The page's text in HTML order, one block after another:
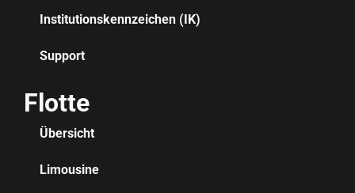
Institutionskennzeichen (IK)
Support
Flotte
Übersicht
Limousine